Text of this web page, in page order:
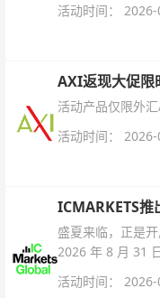
活动时间：
AXI返现大促限
活动产品仅限外
活动时间：
ICMARKETS
盛夏来临，正是
2026 年 8 月 31
活动时间：